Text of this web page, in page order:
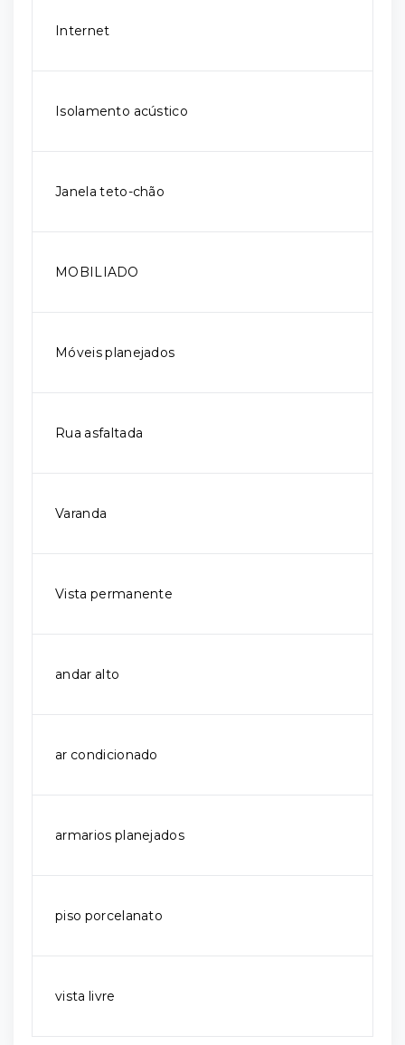
Internet
Isolamento acústico
Janela teto-chão
MOBILIADO
Móveis planejados
Rua asfaltada
Varanda
Vista permanente
andar alto
ar condicionado
armarios planejados
piso porcelanato
vista livre